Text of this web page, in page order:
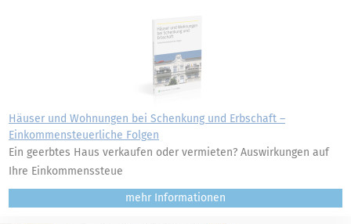
Häuser und Wohnungen bei Schenkung und Erbschaft –
Einkommensteuerliche Folgen
Ein geerbtes Haus verkaufen oder vermieten? Auswirkungen auf
Ihre Einkommenssteue
mehr